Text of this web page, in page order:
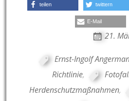
teilen twittern
E-Mail
21.
Ernst-Ingolf
Richtlinie,
Herdenschutzmaßnahmen,